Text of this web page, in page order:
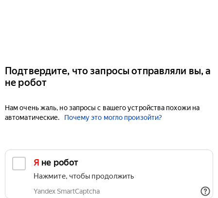
Подтвердите, что запросы отправляли вы, а
не робот
Нам очень жаль, но запросы с вашего устройства похожи на
автоматические.
Почему это могло произойти?
Я не робот
Нажмите, чтобы продолжить
Yandex SmartCaptcha